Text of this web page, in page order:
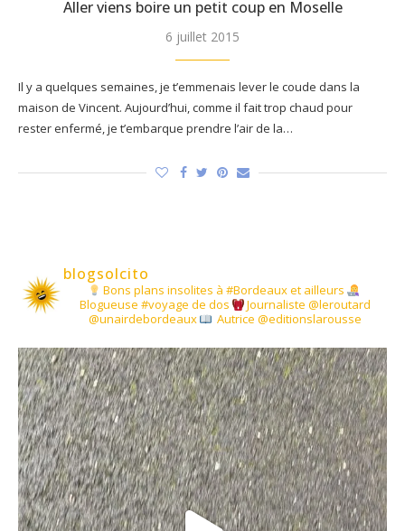
Aller viens boire un petit coup en Moselle
6 juillet 2015
Il y a quelques semaines, je t’emmenais lever le coude dans la
maison de Vincent. Aujourd’hui, comme il fait trop chaud pour
rester enfermé, je t’embarque prendre l’air de la…
blogsolcito
Bons plans insolites à #Bordeaux et ailleurs
Blogueuse #voyage de dos
Journaliste @leroutard
@unairdebordeaux
Autrice @editionslarousse